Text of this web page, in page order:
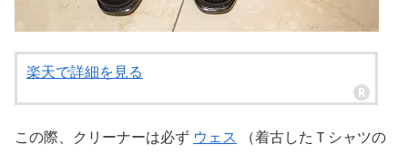
楽天で詳細を見る
この際、クリーナーは必ず ウェス
（着古したＴシャツの